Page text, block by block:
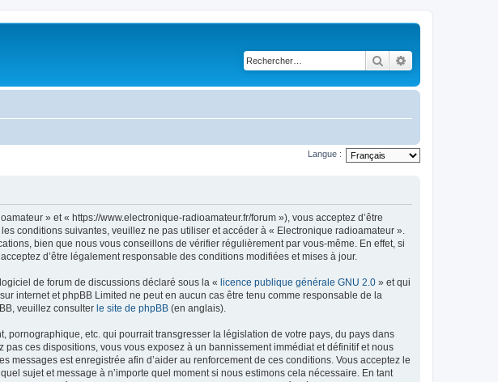
Rechercher
Langue :
» et « https://www.electronique-radioamateur.fr/forum »), vous acceptez d’être
conditions suivantes, veuillez ne pas utiliser et accéder à « Electronique radioamateur ».
bien que nous vous conseillons de vérifier régulièrement par vous-même. En effet, si
d’être légalement responsable des conditions modifiées et mises à jour.
de forum de discussions déclaré sous la « licence publique générale GNU 2.0 » et qui
internet et phpBB Limited ne peut en aucun cas être tenu comme responsable de la
veuillez consulter le site de phpBB (en anglais).
etc. qui pourrait transgresser la législation de votre pays, du pays dans
ces dispositions, vous vous exposez à un bannissement immédiat et définitif et nous
messages est enregistrée afin d’aider au renforcement de ces conditions. Vous acceptez le
sujet et message à n’importe quel moment si nous estimons cela nécessaire. En tant